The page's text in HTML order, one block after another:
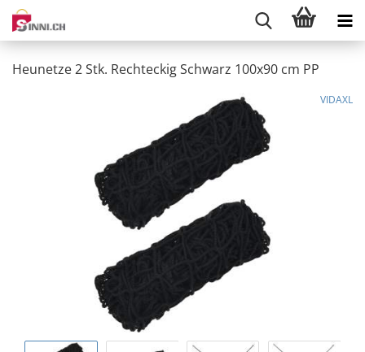
Heunetze 2 Stk. Rechteckig Schwarz 100x90 cm PP
VIDAXL